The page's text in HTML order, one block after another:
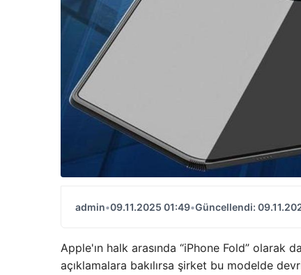
admin•09.11.2025 01:49•Güncellendi:
Apple'ın halk arasında “iPhone Fold” olarak
açıklamalara bakılırsa şirket bu modelde